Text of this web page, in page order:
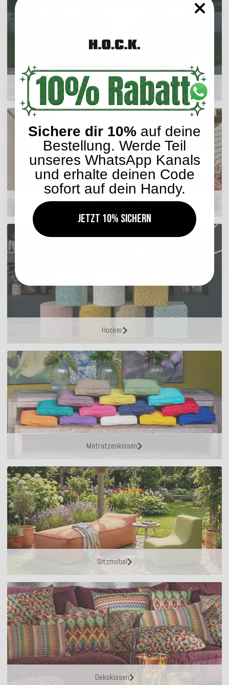
Outdoor Kissen
Sitzkissen
Hocker
Matratzenkissen
Sitzmöbel
Dekokissen
Sichere dir 10% auf deine
Bestellung. Werde Teil
unseres WhatsApp Kanals
und erhalte deinen Code
sofort auf dein Handy.
Jetzt 10% sichern